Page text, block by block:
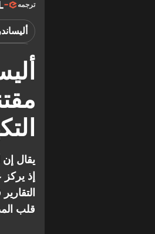
ترجمه
يقال إن
إذ
قلب